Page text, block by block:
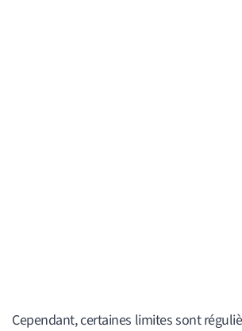
Cependant, certaines limites sont